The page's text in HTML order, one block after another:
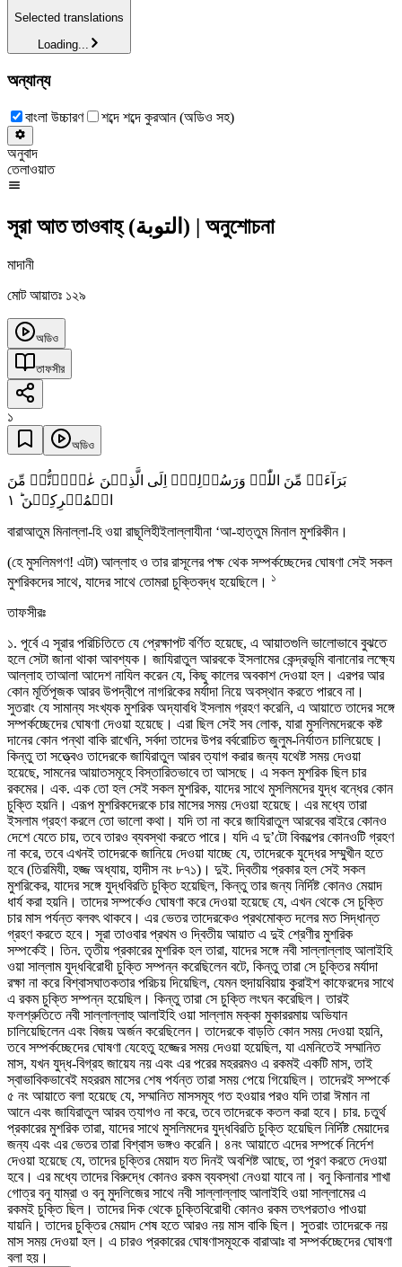
Selected translations
Loading...
অন্যান্য
বাংলা উচ্চারণ শব্দে শব্দে কুরআন (অডিও সহ)
অনুবাদ
তেলাওয়াত
সূরা আত তাওবাহ্ (التوبة ) | অনুশোচনা
মাদানী
মোট আয়াতঃ ১২৯
অডিও
তাফসীর
১
অডিও
بَرَآءَۃٌ مِّنَ اللّٰہِ وَرَسُوۡلِہٖۤ اِلَی الَّذِیۡنَ عٰہَدۡتُّمۡ مِّنَ
الۡمُشۡرِکِیۡنَ ؕ ١
বারাআতুম মিনাল্লা-হি ওয়া রাছূলিহীইলাল্লাযীনা ‘আ-হাত্তুম মিনাল মুশরিকীন।
(হে মুসলিমগণ! এটা) আল্লাহ ও তার রাসূলের পক্ষ থেক সম্পর্কচ্ছেদের ঘোষণা সেই সকল
মুশরিকদের সাথে, যাদের সাথে তোমরা চুক্তিবদ্ধ হয়েছিলে। ১
তাফসীরঃ
১. পূর্বে এ সূরার পরিচিতিতে যে প্রেক্ষাপট বর্ণিত হয়েছে, এ আয়াতগুলি ভালোভাবে বুঝতে
হলে সেটা জানা থাকা আবশ্যক। জাযিরাতুল আরবকে ইসলামের কেন্দ্রভূমি বানানোর লক্ষ্যে
আল্লাহ তাআলা আদেশ নাযিল করেন যে, কিছু কালের অবকাশ দেওয়া হল। এরপর আর
কোন মূর্তিপূজক আরব উপদ্বীপে নাগরিকের মর্যাদা নিয়ে অবস্থান করতে পারবে না।
সুতরাং যে সামান্য সংখ্যক মুশরিক অদ্যাবধি ইসলাম গ্রহণ করেনি, এ আয়াতে তাদের সঙ্গে
সম্পর্কচ্ছেদের ঘোষণা দেওয়া হয়েছে। এরা ছিল সেই সব লোক, যারা মুসলিমদেরকে কষ্ট
দানের কোন পন্থা বাকি রাখেনি, সর্বদা তাদের উপর বর্বরোচিত জুলুম-নির্যাতন চালিয়েছে।
কিন্তু তা সত্ত্বেও তাদেরকে জাযিরাতুল আরব ত্যাগ করার জন্য যথেষ্ট সময় দেওয়া
হয়েছে, সামনের আয়াতসমূহে বিস্তারিতভাবে তা আসছে। এ সকল মুশরিক ছিল চার
রকমের। এক. এক তো হল সেই সকল মুশরিক, যাদের সাথে মুসলিমদের যুদ্ধ বন্ধের কোন
চুক্তি হয়নি। এরূপ মুশরিকদেরকে চার মাসের সময় দেওয়া হয়েছে। এর মধ্যে তারা
ইসলাম গ্রহণ করলে তো ভালো কথা। যদি তা না করে জাযিরাতুল আরবের বাইরে কোনও
দেশে যেতে চায়, তবে তারও ব্যবস্থা করতে পারে। যদি এ দু’টো বিকল্পের কোনওটি গ্রহণ
না করে, তবে এখনই তাদেরকে জানিয়ে দেওয়া যাচ্ছে যে, তাদেরকে যুদ্ধের সম্মুখীন হতে
হবে (তিরমিযী, হজ্জ অধ্যায়, হাদীস নং ৮৭১)। দুই. দ্বিতীয় প্রকার হল সেই সকল
মুশরিকের, যাদের সঙ্গে যুদ্ধবিরতি চুক্তি হয়েছিল, কিন্তু তার জন্য নির্দিষ্ট কোনও মেয়াদ
ধার্য করা হয়নি। তাদের সম্পর্কেও ঘোষণা করে দেওয়া হয়েছে যে, এখন থেকে সে চুক্তি
চার মাস পর্যন্ত বলবৎ থাকবে। এর ভেতর তাদেরকেও প্রথমোক্ত দলের মত সিদ্ধান্ত
গ্রহণ করতে হবে। সূরা তাওবার প্রথম ও দ্বিতীয় আয়াত এ দুই শ্রেণীর মুশরিক
সম্পর্কেই। তিন. তৃতীয় প্রকারের মুশরিক হল তারা, যাদের সঙ্গে নবী সাল্লাল্লাহু আলাইহি
ওয়া সাল্লাম যুদ্ধবিরোধী চুক্তি সম্পন্ন করেছিলেন বটে, কিন্তু তারা সে চুক্তির মর্যাদা
রক্ষা না করে বিশ্বাসঘাতকতার পরিচয় দিয়েছিল, যেমন হুদায়বিয়ায় কুরাইশ কাফেরদের সাথে
এ রকম চুক্তি সম্পন্ন হয়েছিল। কিন্তু তারা সে চুক্তি লংঘন করেছিল। তারই
ফলশ্রুতিতে নবী সাল্লাল্লাহু আলাইহি ওয়া সাল্লাম মক্কা মুকাররমায় অভিযান
চালিয়েছিলেন এবং বিজয় অর্জন করেছিলেন। তাদেরকে বাড়তি কোন সময় দেওয়া হয়নি,
তবে সম্পর্কচ্ছেদের ঘোষণা যেহেতু হজ্জের সময় দেওয়া হয়েছিল, যা এমনিতেই সম্মানিত
মাস, যখন যুদ্ধ-বিগ্রহ জায়েয নয় এবং এর পরের মহররমও এ রকমই একটি মাস, তাই
স্বাভাবিকভাবেই মহররম মাসের শেষ পর্যন্ত তারা সময় পেয়ে গিয়েছিল। তাদেরই সম্পর্কে
৫ নং আয়াতে বলা হয়েছে যে, সম্মানিত মাসসমূহ গত হওয়ার পরও যদি তারা ঈমান না
আনে এবং জাযিরাতুল আরব ত্যাগও না করে, তবে তাদেরকে কতল করা হবে। চার. চতুর্থ
প্রকারের মুশরিক তারা, যাদের সাথে মুসলিমদের যুদ্ধবিরতি চুক্তি হয়েছিল নির্দিষ্ট মেয়াদের
জন্য এবং এর ভেতর তারা বিশ্বাস ভঙ্গও করেনি। ৪নং আয়াতে এদের সম্পর্কে নির্দেশ
দেওয়া হয়েছে যে, তাদের চুক্তির মেয়াদ যত দিনই অবশিষ্ট আছে, তা পূরণ করতে দেওয়া
হবে। এর মধ্যে তাদের বিরুদ্ধে কোনও রকম ব্যবস্থা নেওয়া যাবে না। বনু কিনানার শাখা
গোত্র বনু যাম্রা ও বনু মুদলিজের সাথে নবী সাল্লাল্লাহু আলাইহি ওয়া সাল্লামের এ
রকমই চুক্তি ছিল। তাদের দিক থেকে চুক্তিবিরোধী কোনও রকম তৎপরতাও পাওয়া
যায়নি। তাদের চুক্তির মেয়াদ শেষ হতে আরও নয় মাস বাকি ছিল। সুতরাং তাদেরকে নয়
মাস সময় দেওয়া হল। এ চারও প্রকারের ঘোষণাসমূহকে বারাআঃ বা সম্পর্কচ্ছেদের ঘোষণা
বলা হয়।